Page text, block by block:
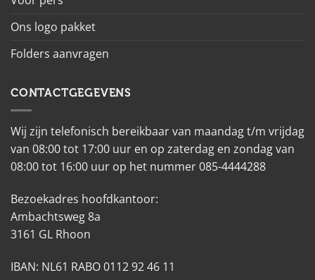
Ons logo pakket
Folders aanvragen
CONTACTGEGEVENS
Wij zijn telefonisch bereikbaar van maandag t/m vrijdag
van 08:00 tot 17:00 uur en op zaterdag en zondag van
08:00 tot 16:00 uur op het nummer 085-4444288
Bezoekadres hoofdkantoor:
Ambachtsweg 8a
3161 GL Rhoon
IBAN: NL61 RABO 0112 92 46 11